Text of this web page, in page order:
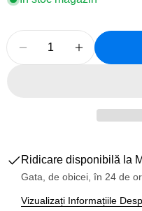
Reduceți Creșteți
Ridicare disponibilă la
Gata, de obicei, în 24 de
Vizualizați Informațiile